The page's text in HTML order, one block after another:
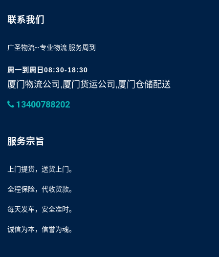
联系我们
广圣物流--专业物流 服务周到
周一到周日08:30-18:30
厦门物流公司,厦门货运公司,厦门仓储配送
13400788202
服务宗旨
上门提货，送货上门。
全程保险，代收货款。
每天发车，安全准时。
诚信为本，信誉为魂。